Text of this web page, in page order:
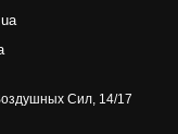
Сил, 14/17